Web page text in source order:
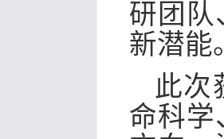
研团队
新潜能
此次
命科学